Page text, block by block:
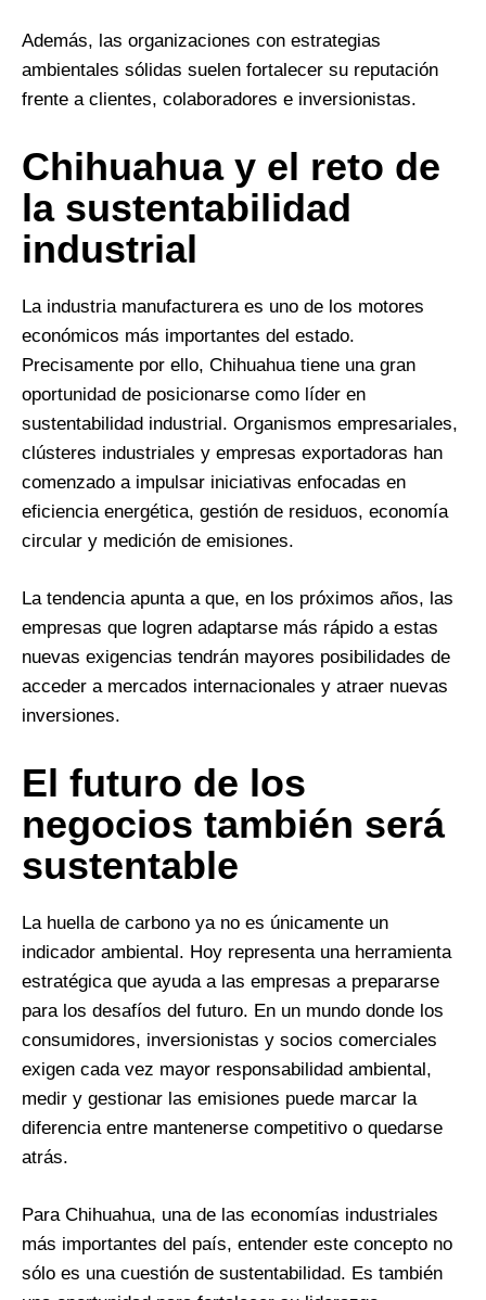
Además, las organizaciones con estrategias
ambientales sólidas suelen fortalecer su reputación
frente a clientes, colaboradores e inversionistas.
Chihuahua y el reto de
la sustentabilidad
industrial
La industria manufacturera es uno de los motores
económicos más importantes del estado.
Precisamente por ello, Chihuahua tiene una gran
oportunidad de posicionarse como líder en
sustentabilidad industrial. Organismos empresariales,
clústeres industriales y empresas exportadoras han
comenzado a impulsar iniciativas enfocadas en
eficiencia energética, gestión de residuos, economía
circular y medición de emisiones.
La tendencia apunta a que, en los próximos años, las
empresas que logren adaptarse más rápido a estas
nuevas exigencias tendrán mayores posibilidades de
acceder a mercados internacionales y atraer nuevas
inversiones.
El futuro de los
negocios también será
sustentable
La huella de carbono ya no es únicamente un
indicador ambiental. Hoy representa una herramienta
estratégica que ayuda a las empresas a prepararse
para los desafíos del futuro. En un mundo donde los
consumidores, inversionistas y socios comerciales
exigen cada vez mayor responsabilidad ambiental,
medir y gestionar las emisiones puede marcar la
diferencia entre mantenerse competitivo o quedarse
atrás.
Para Chihuahua, una de las economías industriales
más importantes del país, entender este concepto no
sólo es una cuestión de sustentabilidad. Es también